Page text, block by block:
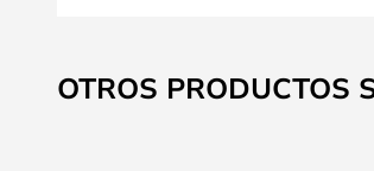
al
comienzo
OTROS PRODUCTOS